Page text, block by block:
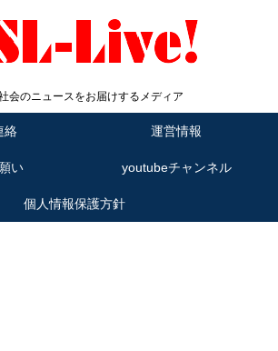
会のニュースをお届けするメディア
絡 運営情報
い youtubeチャンネル
個人情報保護方針